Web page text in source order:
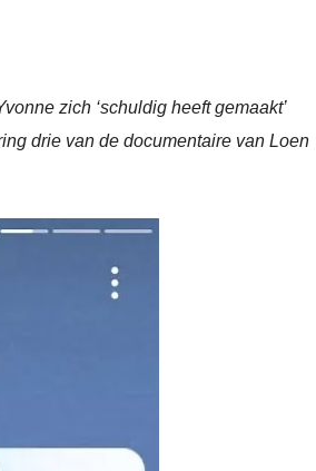
zich ‘schuldig heeft gemaakt’
drie van de documentaire van Loen